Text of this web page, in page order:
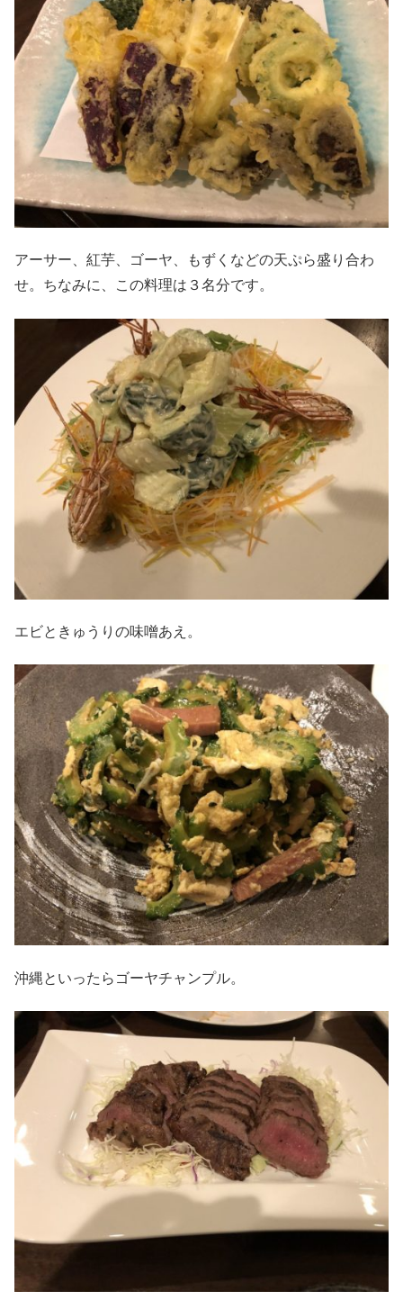
アーサー、紅芋、ゴーヤ、もずくなどの天ぷら盛り合わ
せ。ちなみに、この料理は３名分です。
エビときゅうりの味噌あえ。
沖縄といったらゴーヤチャンプル。